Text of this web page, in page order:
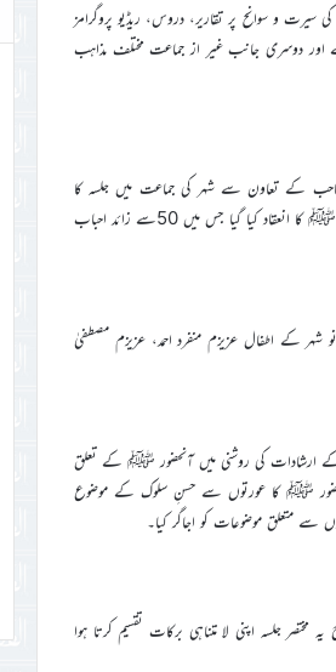
و سوانح پر تقاریر، دروس، ریڈیو پروگرامز
دوسری جانب غیر از جماعت مختلف مذاہب
صاحب کے تعاون سے شہر کی جماعت میں جلسہ کا
پروگرام تشکیل دیا۔ چنانچہ مورخہ 24؍اکتوبر 2021ءکو کوتونو شہر کی مسجد میں بعد نمازِ مغرب و عشاء جلسہ سیرت النبی ﷺ کا انعقاد کیا گیا جس میں 50سے زائد احباب
شہر کے اطفال عزیزم منفرد احمد، عزیزم مصطفیٰ
کے ارشادات کی روشنی میں آنحضور ﷺ کے تعلق
آنحضور ﷺ کا عورتوں سے حسنِ سلوک کے موضوع
سے متعلق موضوعات کو اجاگر کیا۔
جلسہ اپنی لا متناہی برکات تقسیم کرتا ہوا